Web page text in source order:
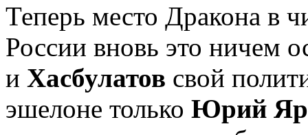
Теперь место Дракона в
России вновь это ничем
и Хасбулатов свой
эшелоне только Юрий